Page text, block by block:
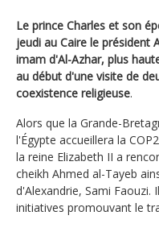
Le prince Charles et son
jeudi au Caire le président
imam d'Al-Azhar, plus
au début d'une visite de
coexistence religieuse.
Alors que la Grande-
l'Égypte accueillera la
la reine Elizabeth II a
cheikh Ahmed al-Tayeb
d'Alexandrie, Sami Faouzi.
initiatives promouvant le